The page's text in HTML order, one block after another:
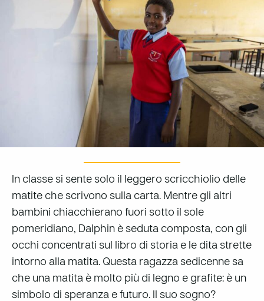
In classe si sente solo il leggero scricchiolio delle
matite che scrivono sulla carta. Mentre gli altri
bambini chiacchierano fuori sotto il sole
pomeridiano, Dalphin è seduta composta, con gli
occhi concentrati sul libro di storia e le dita strette
intorno alla matita. Questa ragazza sedicenne sa
che una matita è molto più di legno e grafite: è un
simbolo di speranza e futuro. Il suo sogno?